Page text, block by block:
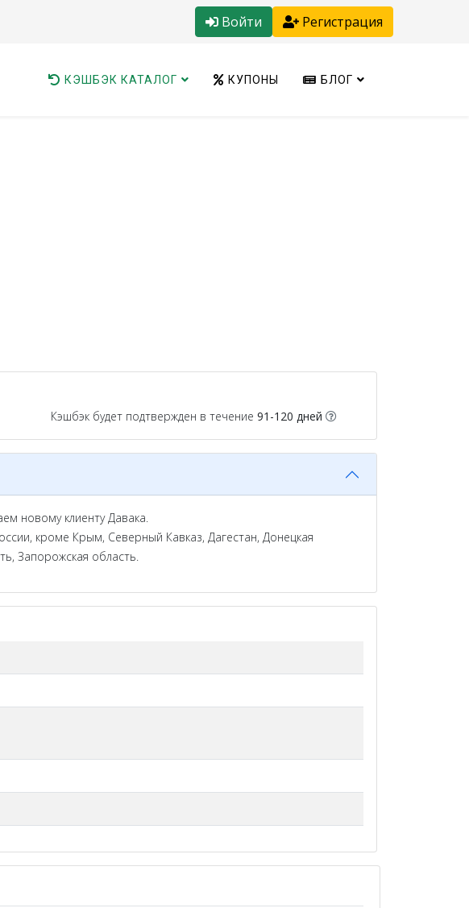
Войти Регистрация
КЭШБЭК КАТАЛОГ КУПОНЫ БЛОГ
Кэшбэк будет подтвержден в течение 91-120 дней
новому клиенту Давака.
кроме Крым, Северный Кавказ, Дагестан, Донецкая
Запорожская область.